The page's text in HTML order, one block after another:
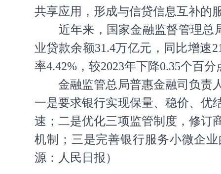
共享应用，形成与信贷信息互补的
近年来，国家金融监督管理总
业贷款余额31.4万亿元，同比增速
率4.42%，较2023年下降0.35个百
金融监管总局普惠金融司负责
一是要求银行实现保量、稳价、优
速；二是优化三项监管制度，修订
机制；三是完善银行服务小微企
源：人民日报）